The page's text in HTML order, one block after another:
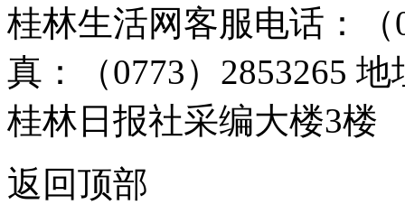
桂林生活网客服电话：（
真：（0773）2853265
桂林日报社采编大楼3楼
返回顶部